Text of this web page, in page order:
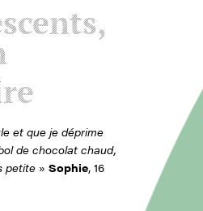
et que je déprime
de chocolat chaud,
petite » Sophie, 16